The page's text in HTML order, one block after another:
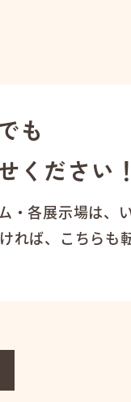
も
ください
・各展示場は、
れば、こちらも